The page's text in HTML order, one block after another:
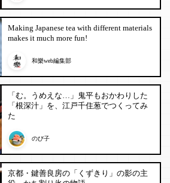
Making Japanese tea with different materials
makes it much more fun!
和樂web編集部
「む。うめえな…」鬼平もおかわりした
「根深汁」を、江戸千住葱でつくってみ
た
のび子
京都・鍵善良房の「くずきり」の影の主